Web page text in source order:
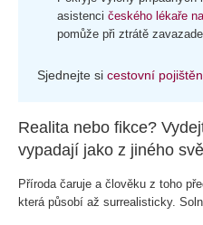
asistenci českého lékaře
pomůže při ztrátě
Sjednejte si cestovní
Realita nebo fikce?
vypadají jako z jiného
Příroda čaruje a člověku z toho
která působí až surrealisticky.